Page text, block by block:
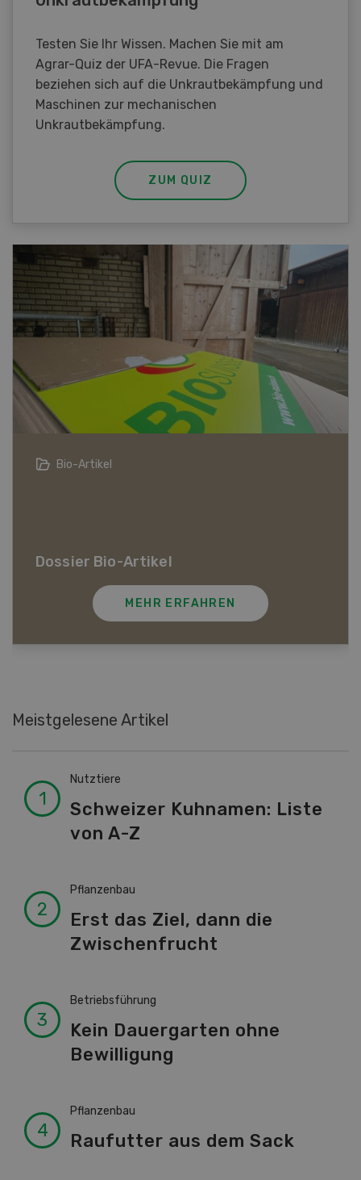
Testen Sie Ihr Wissen. Machen Sie mit am
Agrar-Quiz der UFA-Revue. Die Fragen
beziehen sich auf die Unkrautbekämpfung und
Maschinen zur mechanischen
Unkrautbekämpfung.
ZUM QUIZ
Lehrberufe in der Agrarbranche
Lehrberufe in der Agrarbranche
MEHR ERFAHREN
Meistgelesene Artikel
Nutztiere
Schweizer Kuhnamen: Liste
von A-Z
Pflanzenbau
Erst das Ziel, dann die
Zwischenfrucht
Betriebsführung
Kein Dauergarten ohne
Bewilligung
Pflanzenbau
Raufutter aus dem Sack